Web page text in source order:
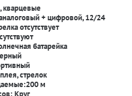
кварцевые
+ цифровой, 12/24
отсутствует
батарейка
стрелок
м
Круг